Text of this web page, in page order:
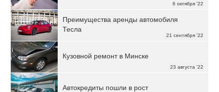
6 октября '22
21 сентября '22
Преимущества аренды автомобиля
Тесла
23 августа '22
Кузовной ремонт в Минске
Автокредиты пошли в рост